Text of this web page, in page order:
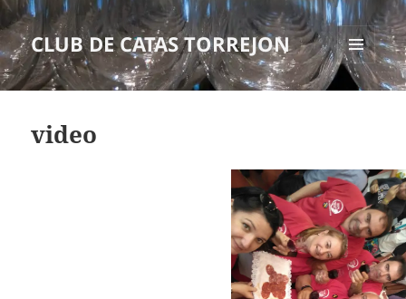
CLUB DE CATAS TORREJON
MENÚ
Y
video